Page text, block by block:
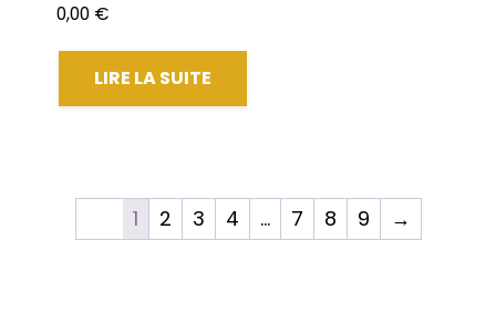
0,00 €
LIRE LA SUITE
1 2 3 4 … 7 8 9 →